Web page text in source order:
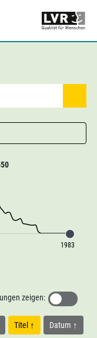
1983
Titel Datum
zeigen: